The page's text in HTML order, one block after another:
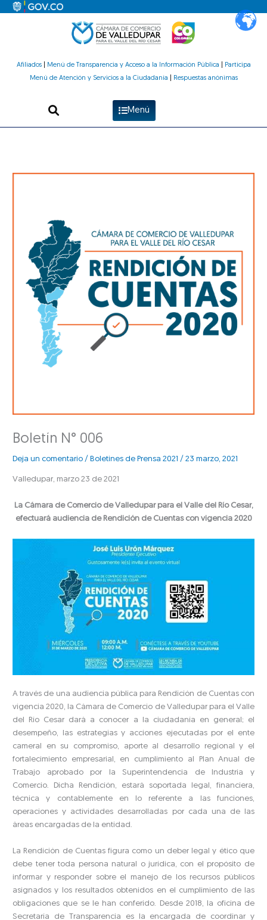
Afiliados| Menú de Transparencia y Acceso a la Información Pública
Participa
Menú de Atención y Servicios a la Ciudadanía
Respuestas anónimas
Menú
Boletín N° 006
Deja un comentario / Boletines de Prensa 2021 /23 marzo, 2021
Valledupar, marzo 23 de 2021
La Cámara de Comercio de Valledupar para el Valle del Río Cesar,
efectuará audiencia de Rendición de Cuentas con vigencia 2020
A través de una audiencia pública para Rendición de Cuentas con
vigencia 2020, la Cámara de Comercio de Valledupar para el Valle
del Río Cesar dará a conocer a la ciudadanía en general; el
desempeño, las estrategias y acciones ejecutadas por el ente
cameral en su compromiso, aporte al desarrollo regional y el
fortalecimiento empresarial, en cumplimiento al Plan Anual de
Trabajo aprobado por la Superintendencia de Industria y
Comercio. Dicha Rendición, estará soportada legal, financiera,
técnica y contablemente en lo referente a las funciones,
operaciones y actividades desarrolladas por cada una de las
áreas encargadas de la entidad.
La Rendición de Cuentas figura como un deber legal y ético que
debe tener toda persona natural o jurídica, con el propósito de
informar y responder sobre el manejo de los recursos públicos
asignados y los resultados obtenidos en el cumplimiento de las
obligaciones que se le han conferido. Desde 2018, la oficina de
Secretaría de Transparencia es la encargada de coordinar y